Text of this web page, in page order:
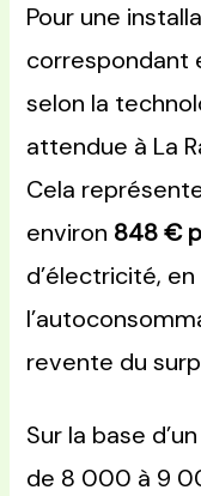
Pour une
correspondant
selon la
attendue à La
Cela
environ 848 €
d’électricité,
revente du
Sur la base
de 8 000 à 9